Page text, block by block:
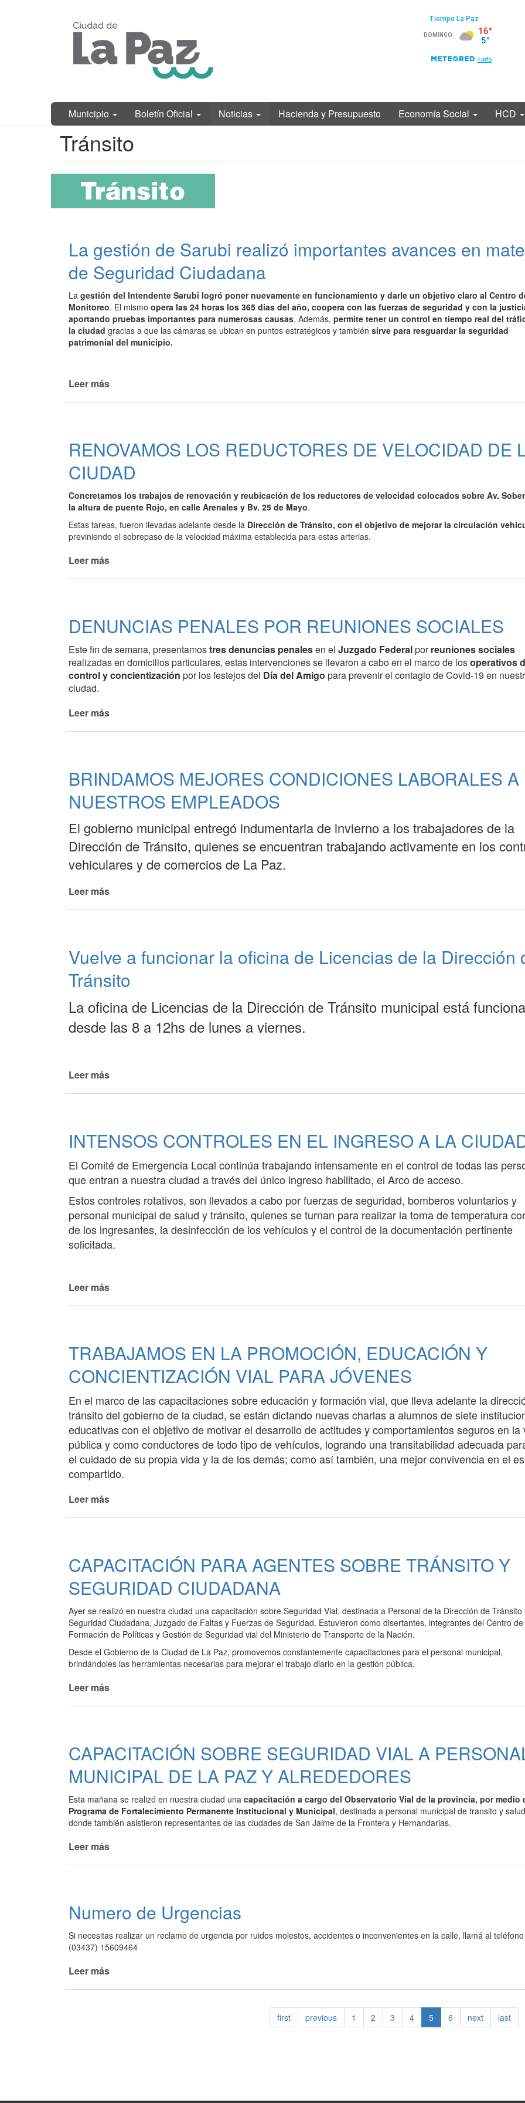
de La Paz,
Entre Ríos
Municipio Boletín Oficial Noticias Hacienda y Presupuesto Economía Social HCD
Contenido
principal
Tránsito
La gestión de Sarubi realizó importantes avances en
de Seguridad Ciudadana
La gestión del Intendente Sarubi logró poner nuevamente en funcionamiento y darle un objetivo claro al Centro
Monitoreo. El mismo opera las 24 horas los 365 días del año, coopera con las fuerzas de seguridad y con la
aportando pruebas importantes para numerosas causas. Además, permite tener un control en tiempo real del
la ciudad gracias a que las cámaras se ubican en puntos estratégicos y también sirve para resguardar la seguridad
patrimonial del municipio.
Leer más
realizó
importantes
avances
materia
de
Seguridad
Ciudadana
RENOVAMOS LOS REDUCTORES DE VELOCIDAD DE
CIUDAD
Concretamos los trabajos de renovación y reubicación de los reductores de velocidad colocados sobre Av.
la altura de puente Rojo, en calle Arenales y Bv. 25 de Mayo.
Estas tareas, fueron llevadas adelante desde la Dirección de Tránsito, con el objetivo de mejorar la circulación
previniendo el sobrepaso de la velocidad máxima establecida para estas arterias.
Leer más
VELOCIDAD
DE
LA
CIUDAD
DENUNCIAS PENALES POR REUNIONES SOCIALES
Este fin de semana, presentamostres denuncias penalesen el Juzgado Federalporreuniones sociales
realizadas en domicilios particulares, estas intervenciones se llevaron a cabo en el marco de losoperativos
control y concientización por los festejos del Día del Amigo para prevenir el contagio de Covid-19 en
ciudad.
Leer más
SOCIALES
BRINDAMOS MEJORES CONDICIONES LABORALES A
NUESTROS EMPLEADOS
El gobierno municipal entregó indumentaria de invierno a los trabajadores de la
Dirección de Tránsito, quienes se encuentran trabajando activamente en los
vehiculares y de comercios de La Paz.
Leer más
A
NUESTROS
EMPLEADOS
Vuelve a funcionar la oficina de Licencias de la Dirección
Tránsito
La oficina de Licencias de la Dirección de Tránsito municipal está
desde las 8 a 12hs de lunes a viernes.
Leer más
oficina
de
Licencias
de
Dirección
de
Tránsito
INTENSOS CONTROLES EN EL INGRESO A LA
El Comité de Emergencia Local continúa trabajando intensamente en el control de todas las
que entran a nuestra ciudad a través del único ingreso habilitado, el Arco de acceso.
Estos controles rotativos, son llevados a cabo por fuerzas de seguridad, bomberos voluntarios y
personal municipal de salud y tránsito, quienes se turnan para realizar la toma de temperatura
de los ingresantes, la desinfección de los vehículos y el control de la documentación pertinente
solicitada.
Leer más
INGRESO
A
LA
TRABAJAMOS EN LA PROMOCIÓN, EDUCACIÓN Y
CONCIENTIZACIÓN VIAL PARA JÓVENES
En el marco de las capacitaciones sobre educación y formación vial, que lleva adelante la
tránsito del gobierno de la ciudad, se están dictando nuevas charlas a alumnos de siete
educativas con el objetivo de motivar el desarrollo de actitudes y comportamientos seguros en la
pública y como conductores de todo tipo de vehículos, logrando una transitabilidad adecuada
el cuidado de su propia vida y la de los demás; como así también, una mejor convivencia en el
compartido.
Leer más
EDUCACIÓN
Y
CONCIENTIZACIÓN
PARA
JÓVENES
CAPACITACIÓN PARA AGENTES SOBRE TRÁNSITO Y
SEGURIDAD CIUDADANA
Ayer se realizó en nuestra ciudad una capacitación sobre Seguridad Vial, destinada a Personal de la Dirección de Tránsito
Seguridad Ciudadana, Juzgado de Faltas y Fuerzas de Seguridad. Estuvieron como disertantes, integrantes del Centro de
Formación de Políticas y Gestión de Seguridad vial del Ministerio de Transporte de la Nación.
Desde el Gobierno de la Ciudad de La Paz, promovemos constantemente capacitaciones para el personal municipal,
brindándoles las herramientas necesarias para mejorar el trabajo diario en la gestión pública.
Leer más
TRÁNSITO
Y
SEGURIDAD
CAPACITACIÓN SOBRE SEGURIDAD VIAL A
MUNICIPAL DE LA PAZ Y ALREDEDORES
Esta mañana se realizó en nuestra ciudad una capacitación a cargo del Observatorio Vial de la provincia, por medio
Programa de Fortalecimiento Permanente Institucional y Municipal, destinada a personal municipal de transito y
donde también asistieron representantes de las ciudades de San Jaime de la Frontera y Hernandarias.
Leer más
A
PERSONAL
MUNICIPAL
DE
Y
Numero de Urgencias
Si necesitas realizar un reclamo de urgencia por ruidos molestos, accidentes o inconvenientes en la calle, llamá al teléfono
(03437) 15609464
Leer más
first previous 1 2 3 4 5 6 next last